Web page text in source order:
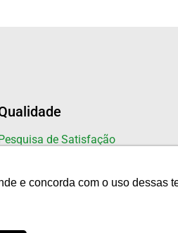
e concorda com o uso dessas
e concorda com o uso dessas
de Satisfação